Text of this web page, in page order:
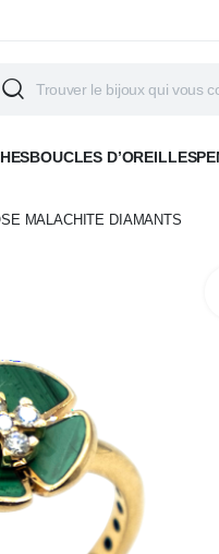
BOUCLES D’OREILLES
MALACHITE DIAMANTS